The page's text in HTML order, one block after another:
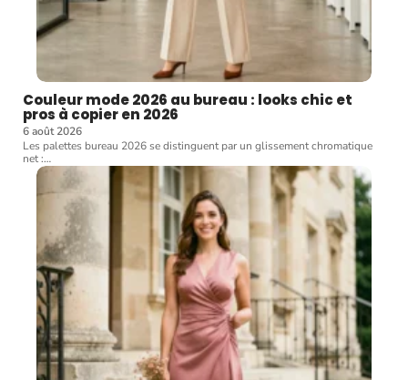
Couleur mode 2026 au bureau : looks chic et
pros à copier en 2026
6 août 2026
Les palettes bureau 2026 se distinguent par un glissement chromatique
net :…